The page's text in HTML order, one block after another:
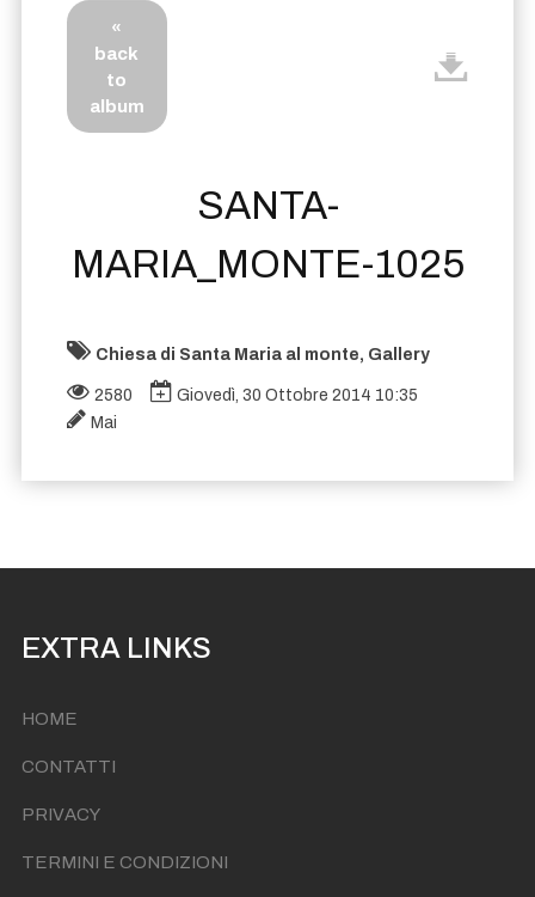
«
back
to
album
SANTA-
MARIA_MONTE-1025
Chiesa di Santa Maria al monte, Gallery
2580
Giovedì, 30 Ottobre 2014 10:35
Mai
EXTRA LINKS
HOME
CONTATTI
PRIVACY
TERMINI E CONDIZIONI